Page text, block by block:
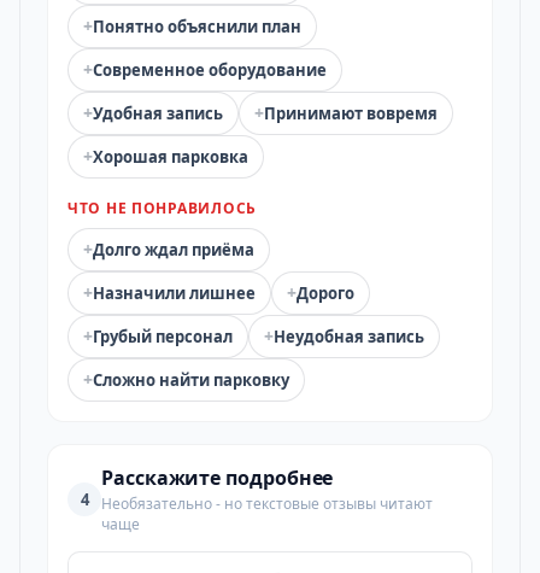
+Понятно объяснили план
+Современное оборудование
+Удобная запись +Принимают вовремя
+Хорошая парковка
ЧТО НЕ ПОНРАВИЛОСЬ
+Долго ждал приёма
+Назначили лишнее +Дорого
+Грубый персонал +Неудобная запись
+Сложно найти парковку
4
Расскажите подробнее
Необязательно - но текстовые отзывы читают
чаще